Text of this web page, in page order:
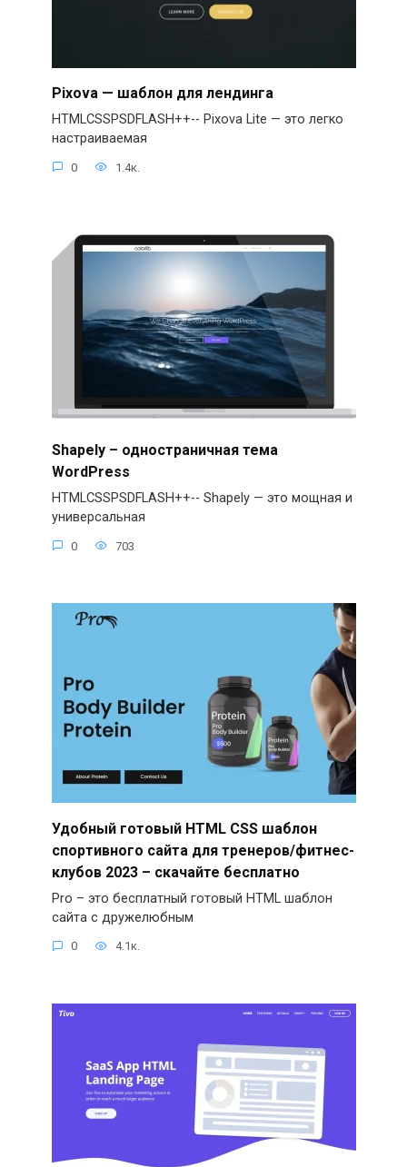
Pixova — шаблон для лендинга
HTMLCSSPSDFLASH++-- Pixova Lite — это легко
настраиваемая
0 1.4к.
Shapely – одностраничная тема
WordPress
HTMLCSSPSDFLASH++-- Shapely — это мощная и
универсальная
0 703
Удобный готовый HTML CSS шаблон
спортивного сайта для тренеров/фитнес-
клубов 2023 – скачайте бесплатно
Pro – это бесплатный готовый HTML шаблон
сайта с дружелюбным
0 4.1к.